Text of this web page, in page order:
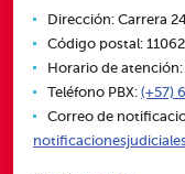
Dirección: Carrera
Código postal:
Horario de atención:
Teléfono PBX: (+57)
Correo de